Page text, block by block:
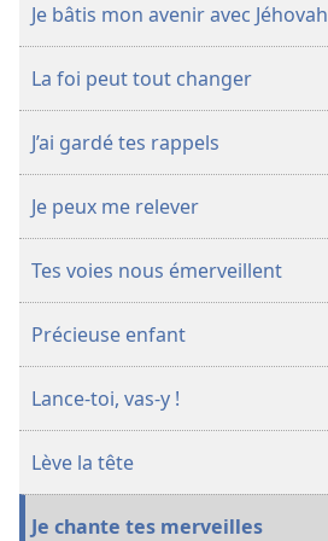
Je bâtis mon avenir avec Jéhovah
La foi peut tout changer
J’ai gardé tes rappels
Je peux me relever
Tes voies nous émerveillent
Précieuse enfant
Lance-​toi, vas-​y !
Lève la tête
Je chante tes merveilles